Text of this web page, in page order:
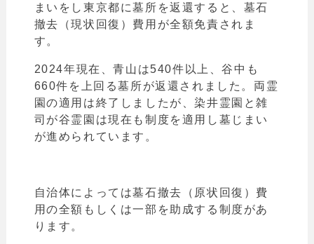
まいをし東京都に墓所を返還すると、墓石
撤去（現状回復）費用が全額免責されま
す。
2024年現在、青山は540件以上、谷中も
660件を上回る墓所が返還されました。両霊
園の適用は終了しましたが、染井霊園と雑
司が谷霊園は現在も制度を適用し墓じまい
が進められています。
自治体によっては墓石撤去（原状回復）費
用の全額もしくは一部を助成する制度があ
ります。